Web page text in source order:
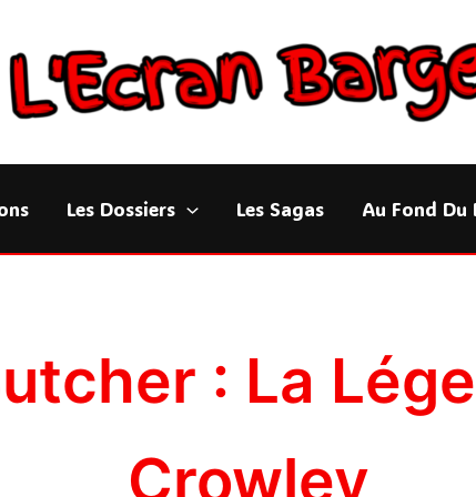
Les Dossiers Les Sagas Au Fond Du
: La
Crowley